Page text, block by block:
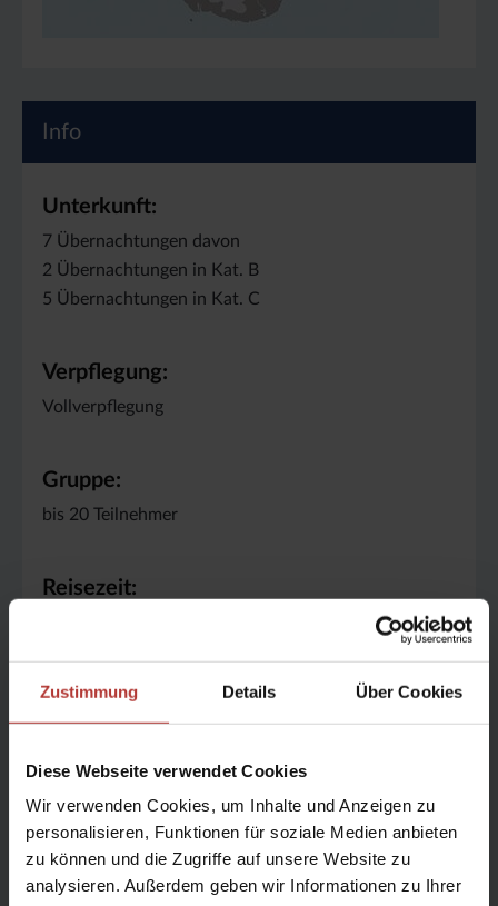
Zustimmung Details Über Cookies
Diese Webseite verwendet Cookies
Wir verwenden Cookies, um Inhalte und Anzeigen zu
personalisieren, Funktionen für soziale Medien anbieten
zu können und die Zugriffe auf unsere Website zu
analysieren. Außerdem geben wir Informationen zu Ihrer
Info
Unterkunft:
7 Übernachtungen davon
2 Übernachtungen in Kat. B
5 Übernachtungen in Kat. C
Verpflegung:
Vollverpflegung
Gruppe:
bis 20 Teilnehmer
Reisezeit:
Anreise:
täglich Nonstop-Flüge ab Deutschland und der
ab Frankfurt, München, Berlin (Klassen I-H)